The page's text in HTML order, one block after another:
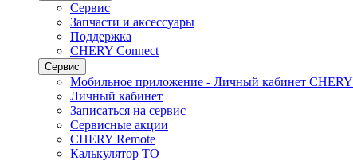
Сервис
Запчасти и аксессуары
Поддержка
CHERY Connect
Сервис
Мобильное приложение - Личный кабинет CHERY
Личный кабинет
Записаться на сервис
Сервисные акции
CHERY Remote
Калькулятор ТО